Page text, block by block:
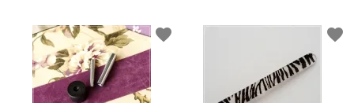
グループ
ガイドライン
favorite favorite